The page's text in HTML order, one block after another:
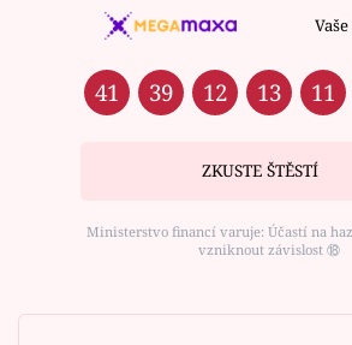
41 39 12 13 11
ZKUSTE ŠTĚSTÍ
Ministerstvo financí varuje: Účastí na
vzniknout závislost ⑱